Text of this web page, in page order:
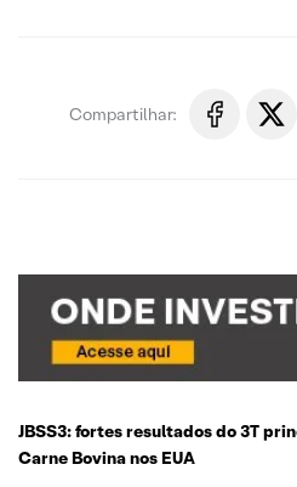
Compartilhar:
JBSS3: fortes resultados do 3T
Carne Bovina nos EUA